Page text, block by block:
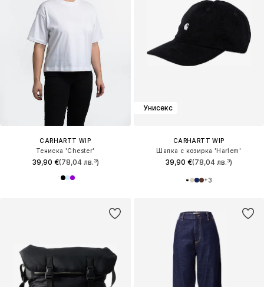
CARHARTT WIP
Тениска 'Chester'
39,90 €(78,04 лв.³)
Унисекс
CARHARTT WIP
Шапка с козирка 'Harlem'
39,90 €(78,04 лв.³)
+3